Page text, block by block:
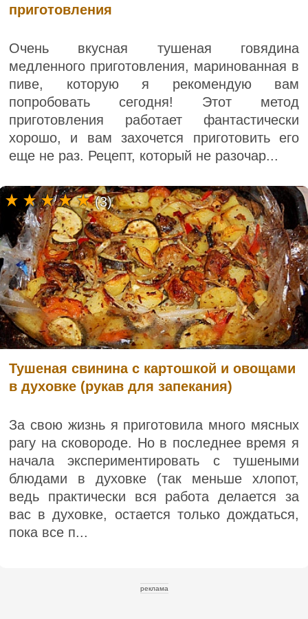
приготовления
Очень вкусная тушеная говядина
медленного приготовления, маринованная в
пиве, которую я рекомендую вам
попробовать сегодня! Этот метод
приготовления работает фантастически
хорошо, и вам захочется приготовить его
еще не раз. Рецепт, который не разочар...
Тушеная свинина с картошкой и овощами
в духовке (рукав для запекания)
За свою жизнь я приготовила много мясных
рагу на сковороде. Но в последнее время я
начала экспериментировать с тушеными
блюдами в духовке (так меньше хлопот,
ведь практически вся работа делается за
вас в духовке, остается только дождаться,
пока все п...
(3)
реклама